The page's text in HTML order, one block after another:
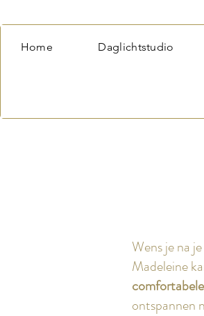
Home Daglichtstudio
Wens je na
Madeleine
ontspannen